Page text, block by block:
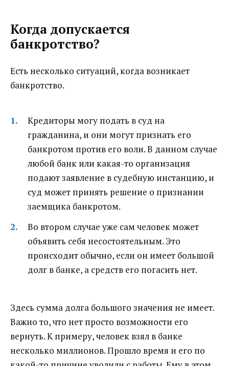
Когда допускается
банкротство?
Есть несколько ситуаций, когда возникает
банкротство.
Кредиторы могу подать в суд на
гражданина, и они могут признать его
банкротом против его воли. В данном случае
любой банк или какая-то организация
подают заявление в судебную инстанцию, и
суд может принять решение о признании
заемщика банкротом.
Во втором случае уже сам человек может
объявить себя несостоятельным. Это
происходит обычно, если он имеет большой
долг в банке, а средств его погасить нет.
Здесь сумма долга большого значения не имеет.
Важно то, что нет просто возможности его
вернуть. К примеру, человек взял в банке
несколько миллионов. Прошло время и его по